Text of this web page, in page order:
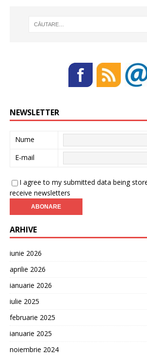
NEWSLETTER
Nume
E-mail
I agree to my submitted data being
receive newsletters
ARHIVE
iunie 2026
aprilie 2026
ianuarie 2026
iulie 2025
februarie 2025
ianuarie 2025
noiembrie 2024